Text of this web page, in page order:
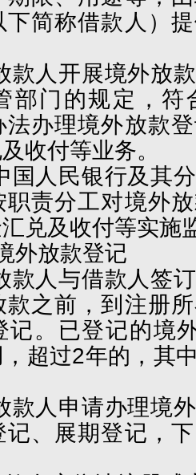
简称借款人）
人开展境外放款
部门的规定，符
办理境外放款
收付等业务。
人民银行及其分
职责分工对境外
兑及收付等实施
放款登记
人与借款人签订
之前，到注册
记。已登记的境
，超过2年的，其
人申请办理境外
、展期登记，